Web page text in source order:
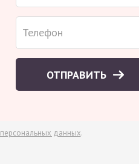
ОТПРАВИТЬ
данных.